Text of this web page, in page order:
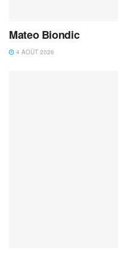
Mateo Biondic
4 AOÛT 2026